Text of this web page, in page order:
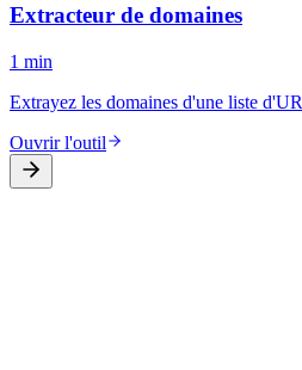
Extracteur de domaines
1 min
Extrayez les domaines d'une liste
Ouvrir l'outil